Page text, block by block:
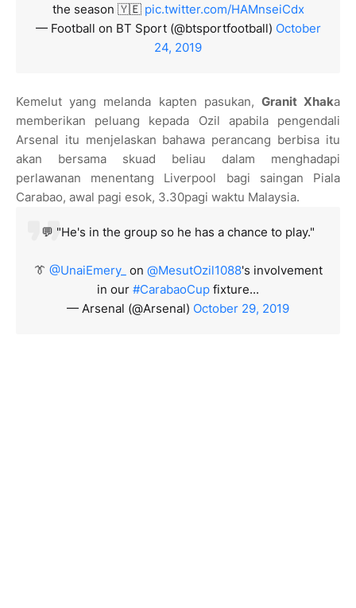
the season 🇾🇪 pic.twitter.com/HAMnseiCdx
— Football on BT Sport (@btsportfootball) October
24, 2019
Kemelut yang melanda kapten pasukan, Granit Xhaka
memberikan peluang kepada Ozil apabila pengendali
Arsenal itu menjelaskan bahawa perancang berbisa itu
akan bersama skuad beliau dalam menghadapi
perlawanan menentang Liverpool bagi saingan Piala
Carabao, awal pagi esok, 3.30pagi waktu Malaysia.
💬 "He's in the group so he has a chance to play."
👔 @UnaiEmery_ on @MesutOzil1088's involvement
in our #CarabaoCup fixture...
— Arsenal (@Arsenal) October 29, 2019